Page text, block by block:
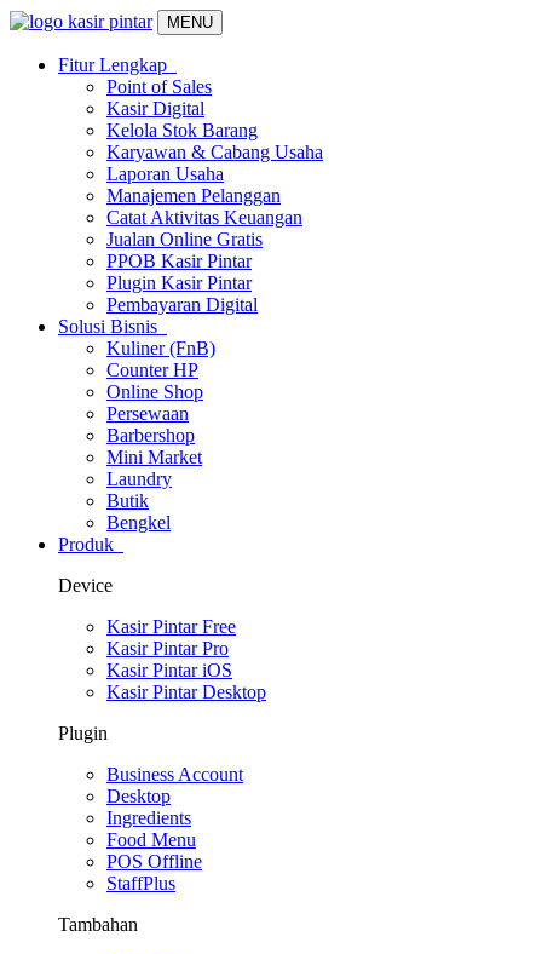
MENU
Fitur Lengkap
Point of Sales
Kasir Digital
Kelola Stok Barang
Karyawan & Cabang Usaha
Laporan Usaha
Manajemen Pelanggan
Catat Aktivitas Keuangan
Jualan Online Gratis
PPOB Kasir Pintar
Plugin Kasir Pintar
Pembayaran Digital
Solusi Bisnis
Kuliner (FnB)
Counter HP
Online Shop
Persewaan
Barbershop
Mini Market
Laundry
Butik
Bengkel
Produk
Device
Kasir Pintar Free
Kasir Pintar Pro
Kasir Pintar iOS
Kasir Pintar Desktop
Plugin
Business Account
Desktop
Ingredients
Food Menu
POS Offline
StaffPlus
Tambahan